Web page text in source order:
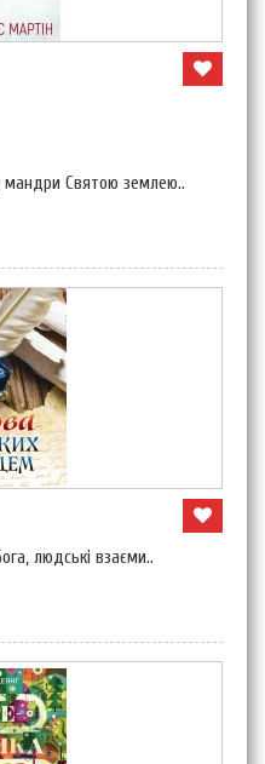
мандри Святою землею..
людські взаєми..